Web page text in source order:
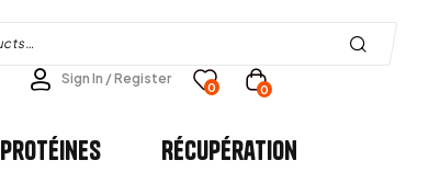
Sign In / Register
0 0
Protéines Récupération